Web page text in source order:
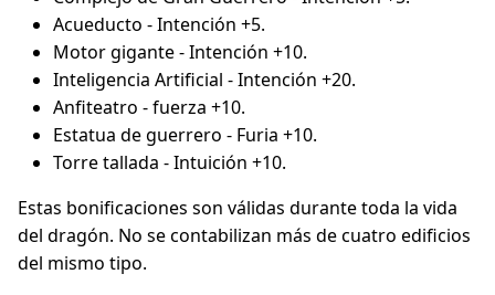
Acueducto - Intención +5.
Motor gigante - Intención +10.
Inteligencia Artificial - Intención +20.
Anfiteatro - fuerza +10.
Estatua de guerrero - Furia +10.
Torre tallada - Intuición +10.
Estas bonificaciones son válidas durante toda la vida
del dragón. No se contabilizan más de cuatro edificios
del mismo tipo.